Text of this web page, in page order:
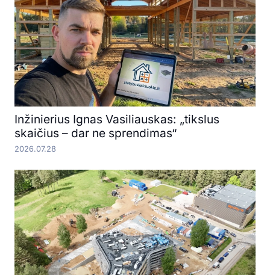
Inžinierius Ignas Vasiliauskas: „tikslus
skaičius – dar ne sprendimas“
2026.07.28